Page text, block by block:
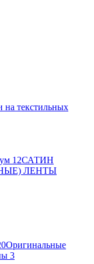
на текстильных
12САТИН
ЛЕНТЫ
Оригинальные
3